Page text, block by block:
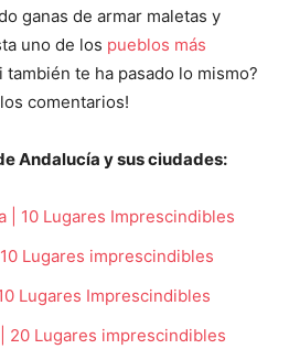
ganas de armar maletas y
uno de los pueblos más
también te ha pasado lo mismo?
comentarios!
Andalucía y sus ciudades:
| 10 Lugares Imprescindibles
Lugares imprescindibles
Lugares Imprescindibles
20 Lugares imprescindibles